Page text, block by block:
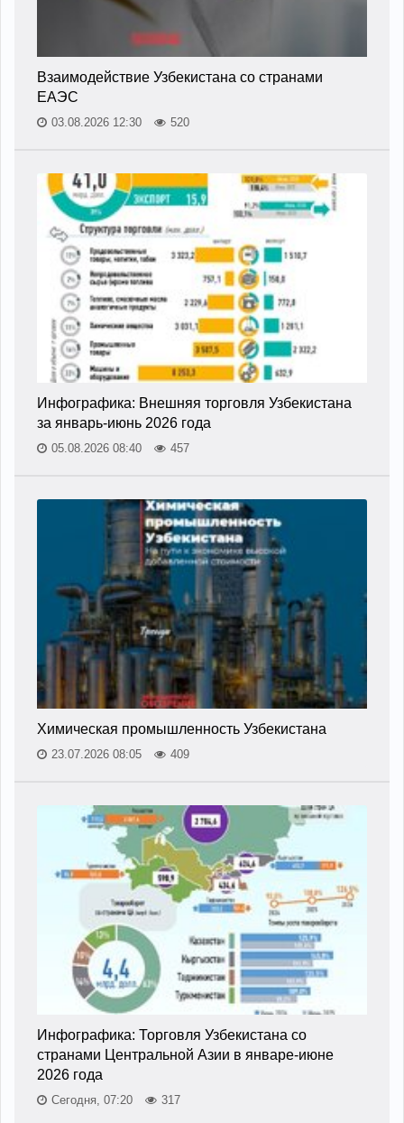
Взаимодействие Узбекистана со странами
ЕАЭС
03.08.2026 12:30 520
Инфографика: Внешняя торговля Узбекистана
за январь-июнь 2026 года
05.08.2026 08:40 457
Химическая промышленность Узбекистана
23.07.2026 08:05 409
Инфографика: Торговля Узбекистана со
странами Центральной Азии в январе-июне
2026 года
Сегодня, 07:20 317